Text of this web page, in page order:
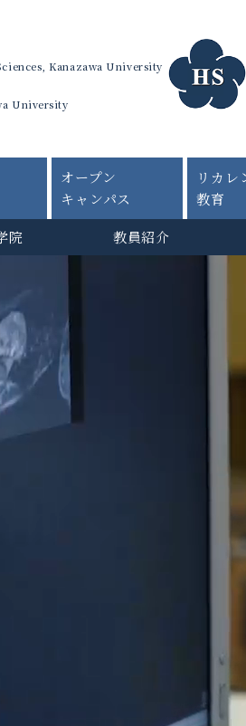
Kanazawa University
University
オープン
キャンパス
リカレ
教育
院 教員紹介